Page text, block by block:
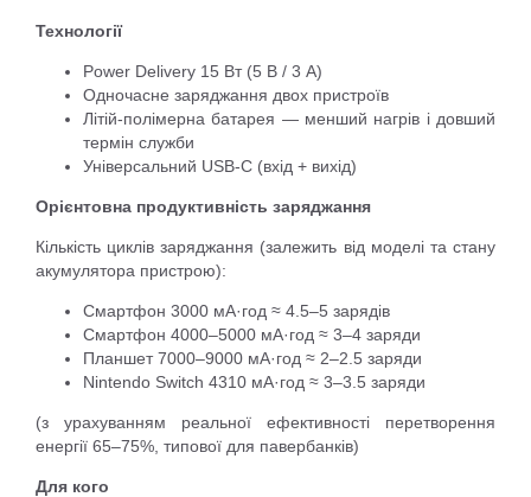
Технології
Power Delivery 15 Вт (5 В / 3 А)
Одночасне заряджання двох пристроїв
Літій-полімерна батарея — менший нагрів і довший
термін служби
Універсальний USB-C (вхід + вихід)
Орієнтовна продуктивність заряджання
Кількість циклів заряджання (залежить від моделі та стану
акумулятора пристрою):
Смартфон 3000 мА·год ≈ 4.5–5 зарядів
Смартфон 4000–5000 мА·год ≈ 3–4 заряди
Планшет 7000–9000 мА·год ≈ 2–2.5 заряди
Nintendo Switch 4310 мА·год ≈ 3–3.5 заряди
(з урахуванням реальної ефективності перетворення
енергії 65–75%, типової для павербанків)
Для кого